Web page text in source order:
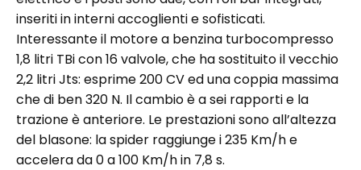
inseriti in interni accoglienti e sofisticati.
Interessante il motore a benzina turbocompresso
1,8 litri TBi con 16 valvole, che ha sostituito il vecchio
2,2 litri Jts: esprime 200 CV ed una coppia massima
che di ben 320 N. Il cambio è a sei rapporti e la
trazione è anteriore. Le prestazioni sono all’altezza
del blasone: la spider raggiunge i 235 Km/h e
accelera da 0 a 100 Km/h in 7,8 s.